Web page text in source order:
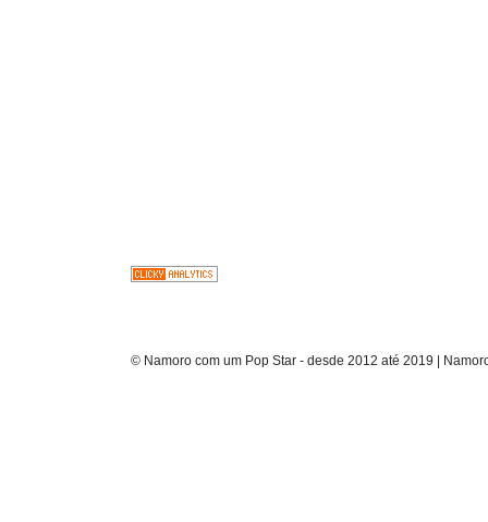
© Namoro com um Pop Star - desde 2012 até 2019 |